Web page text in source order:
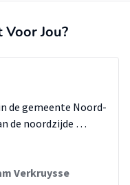
Jou?
de gemeente Noord-
de noordzijde …
Verkruysse